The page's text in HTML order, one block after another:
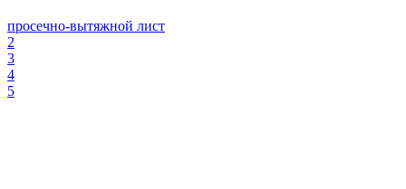
просечно-вытяжной лист
2
3
4
5